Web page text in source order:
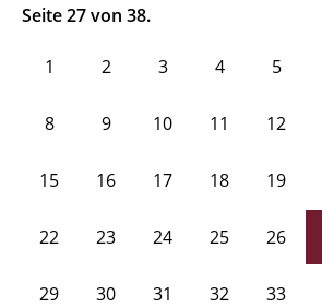
Seite 27 von 38.
1 2 3 4 5
8 9 10 11 12
15 16 17 18 19
22 23 24 25 26
29 30 31 32 33